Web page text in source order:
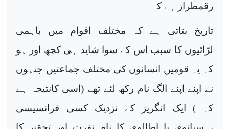
رقمطراز ہے کہ
تاریخ بتاتی ہے کہ مختلف اقوام میں باہمی
لڑائیوں کا سبب اس کے سوا شاید ہی کچھ اور ہو
کہ یہ قومیں انسانوں کی مختلف جماعتیں جنہوں
نے اپنے اپنے الگ نام رکھ لئے تھے (اسی کانتیجہ ہے
کہ ) ایک انگریز کے نزدیک کسی فرانسیسی